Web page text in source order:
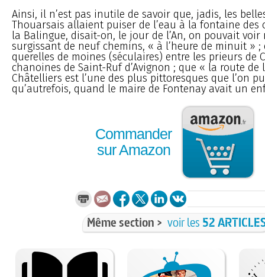
Ainsi, il n’est pas inutile de savoir que, jadis, les
Thouarsais allaient puiser de l’eau à la fontaine des
la Balingue, disait-on, le jour de l’An, on pouvait
surgissant de neuf chemins, « à l’heure de minuit » ;
querelles de moines (séculaires) entre les prieurs de
chanoines de Saint-Ruf d’Avignon ; que « la route de
Châtelliers est l’une des plus pittoresques que l’on
qu’autrefois, quand le maire de Fontenay avait un
Commander
sur Amazon
Même section > voir les 52